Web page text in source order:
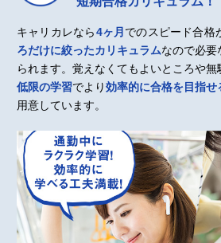
キャリカレなら4ヶ月でのスピード合格
ろだけに絞ったカリキュラムなので必要
られます。覚えなくてもよいところや無
低限の学習でより効率的に合格を目指せ
用意しています。